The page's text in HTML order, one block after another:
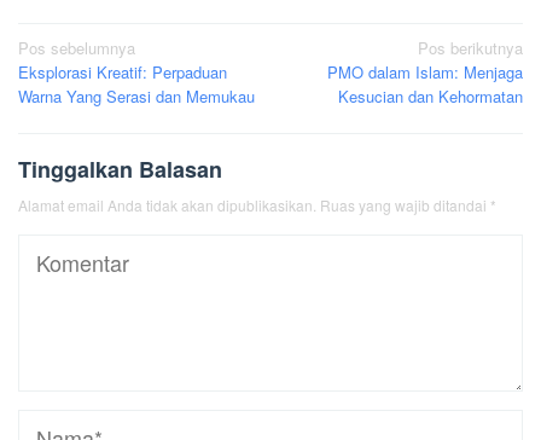
Navigasi
pos
Pos sebelumnya
Eksplorasi Kreatif: Perpaduan
Warna Yang Serasi dan Memukau
Pos berikutnya
PMO dalam Islam: Menjaga
Kesucian dan Kehormatan
Tinggalkan Balasan
Alamat email Anda tidak akan dipublikasikan. Ruas yang wajib ditandai *